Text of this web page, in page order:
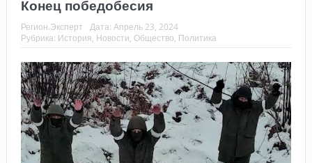
Конец победобесия
Регион.Эксперт Дата: Апрель 23, 2024
Рубрика: История Новости Общество Политика